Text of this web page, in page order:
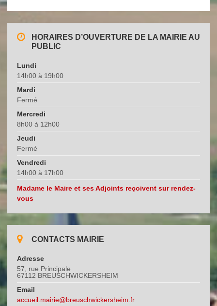
HORAIRES D’OUVERTURE DE LA MAIRIE AU
PUBLIC
Lundi
14h00 à 19h00
Mardi
Fermé
Mercredi
8h00 à 12h00
Jeudi
Fermé
Vendredi
14h00 à 17h00
Madame le Maire et ses Adjoints reçoivent sur rendez-
vous
CONTACTS MAIRIE
Adresse
57, rue Principale
67112 BREUSCHWICKERSHEIM
Email
accueil.mairie@breuschwickersheim.fr